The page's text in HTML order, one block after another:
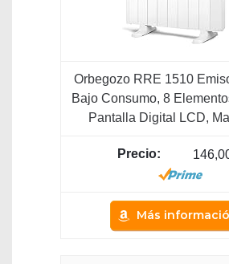
Orbegozo RRE 1510
Bajo Consumo, 8
Pantalla Digital LCD,
Más